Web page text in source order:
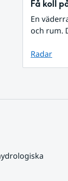
Få koll
En
och rum.
Radar